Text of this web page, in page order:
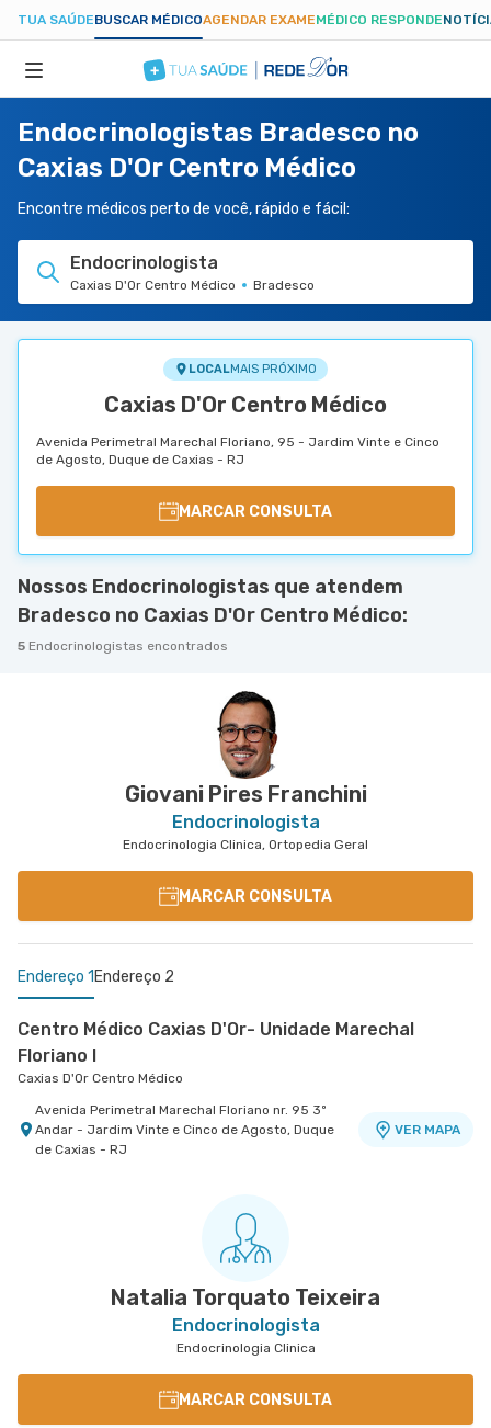
TUA SAÚDEBUSCAR MÉDICOAGENDAR EXAMEMÉDICO RESPONDE
ESPECIALIDADES
HOSPITAIS
TUASAUDE.COM
Endocrinologistas Bradesco no
Caxias D'Or Centro Médico
Encontre médicos perto de você, rápido e fácil:
Endocrinologista
Caxias D'Or Centro Médico Bradesco
LOCALMAIS PRÓXIMO
Caxias D'Or Centro Médico
Avenida Perimetral Marechal Floriano, 95 - Jardim Vinte e Cinco
de Agosto, Duque de Caxias - RJ
MARCAR CONSULTA
Nossos Endocrinologistas que atendem
Bradesco no Caxias D'Or Centro Médico:
5 Endocrinologistas encontrados
Giovani Pires Franchini
Endocrinologista
Endocrinologia Clinica, Ortopedia Geral
MARCAR CONSULTA
Endereço 1 Endereço 2
Centro Médico Caxias D'Or- Unidade Marechal
Floriano I
Caxias D'Or Centro Médico
Avenida Perimetral Marechal Floriano nr. 95 3º
Andar - Jardim Vinte e Cinco de Agosto, Duque
de Caxias - RJ
VER MAPA
Rua do Capelao nr. 137 - Padre Miguel, Rio de
Natalia Torquato Teixeira
Endocrinologista
Endocrinologia Clinica
MARCAR CONSULTA